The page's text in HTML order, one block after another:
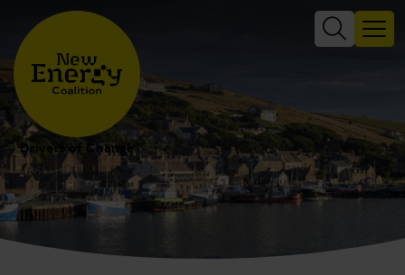
Drivers of Change